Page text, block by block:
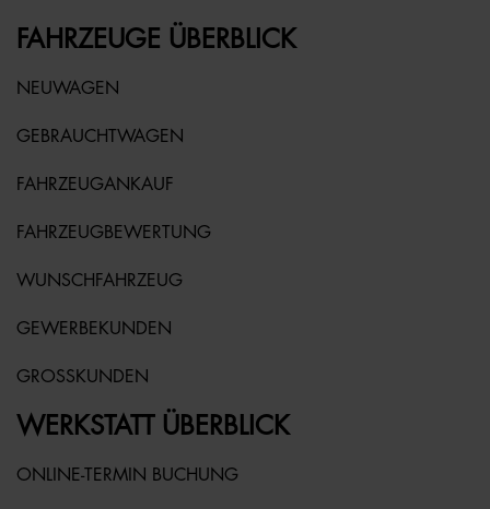
FAHRZEUGE ÜBERBLICK
NEUWAGEN
GEBRAUCHTWAGEN
FAHRZEUGANKAUF
FAHRZEUGBEWERTUNG
WUNSCHFAHRZEUG
GEWERBEKUNDEN
GROSSKUNDEN
WERKSTATT ÜBERBLICK
ONLINE-TERMIN BUCHUNG